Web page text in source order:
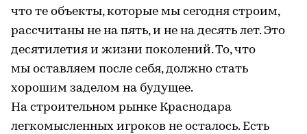
что те объекты, которые мы сегодня строим,
рассчитаны не на пять, и не на десять лет. Это
десятилетия и жизни поколений. То, что
мы оставляем после себя, должно стать
хорошим заделом на будущее.
На строительном рынке Краснодара
легкомысленных игроков не осталось. Есть